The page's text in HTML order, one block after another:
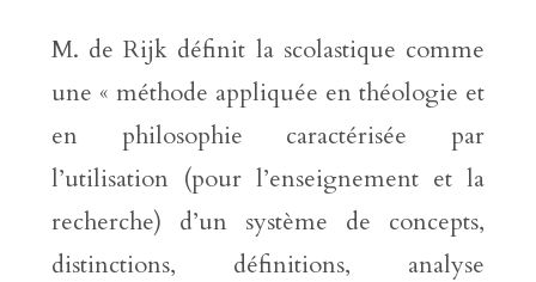
M. de Rijk définit la scolastique comme
une « méthode appliquée en théologie et
en philosophie caractérisée par
l’utilisation (pour l’enseignement et la
recherche) d’un système de concepts,
distinctions, définitions, analyse